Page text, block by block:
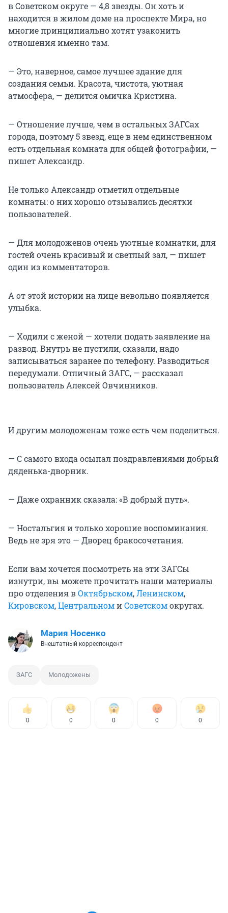
в Советском округе — 4,8 звезды. Он хоть и
находится в жилом доме на проспекте Мира, но
многие принципиально хотят узаконить
отношения именно там.
— Это, наверное, самое лучшее здание для
создания семьи. Красота, чистота, уютная
атмосфера, — делится омичка Кристина.
— Отношение лучше, чем в остальных ЗАГСах
города, поэтому 5 звезд, еще в нем единственном
есть отдельная комната для общей фотографии, —
пишет Александр.
Не только Александр отметил отдельные
комнаты: о них хорошо отзывались десятки
пользователей.
— Для молодоженов очень уютные комнатки, для
гостей очень красивый и светлый зал, — пишет
один из комментаторов.
А от этой истории на лице невольно появляется
улыбка.
— Ходили с женой — хотели подать заявление на
развод. Внутрь не пустили, сказали, надо
записываться заранее по телефону. Разводиться
передумали. Отличный ЗАГС, — рассказал
пользователь Алексей Овчинников.
И другим молодоженам тоже есть чем поделиться.
— С самого входа осыпал поздравлениями добрый
дяденька-дворник.
— Даже охранник сказала: «В добрый путь».
— Ностальгия и только хорошие воспоминания.
Ведь не зря это — Дворец бракосочетания.
Если вам хочется посмотреть на эти ЗАГСы
изнутри, вы можете прочитать наши материалы
про отделения вОктябрьском,Ленинском,
Кировском,ЦентральномиСоветскомокругах.
Мария Носенко
Внештатный корреспондент
ЗАГС Молодожены
0 0 0 0 0